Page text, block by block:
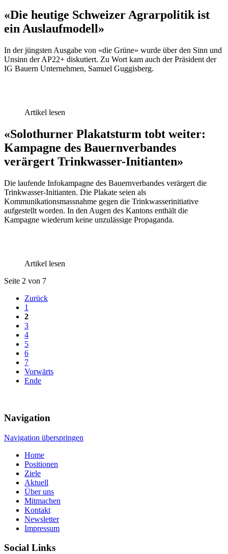
«Die heutige Schweizer Agrarpolitik ist
ein Auslaufmodell»
In der jüngsten Ausgabe von «die Grüne» wurde über den Sinn und
Unsinn der AP22+ diskutiert. Zu Wort kam auch der Präsident der
IG Bauern Unternehmen, Samuel Guggisberg.
Artikel lesen
«Solothurner Plakatsturm tobt weiter:
Kampagne des Bauernverbandes
verärgert Trinkwasser-Initianten»
Die laufende Infokampagne des Bauernverbandes verärgert die
Trinkwasser-Initianten. Die Plakate seien als
Kommunikationsmassnahme gegen die Trinkwasserinitiative
aufgestellt worden. In den Augen des Kantons enthält die
Kampagne wiederum keine unzulässige Propaganda.
Artikel lesen
Seite 2 von 7
Zurück
1
2
3
4
5
6
7
Vorwärts
Ende
Navigation
Navigation überspringen
Home
Positionen
Ziele
Aktuell
Über uns
Mitmachen
Kontakt
Newsletter
Impressum
Social Links